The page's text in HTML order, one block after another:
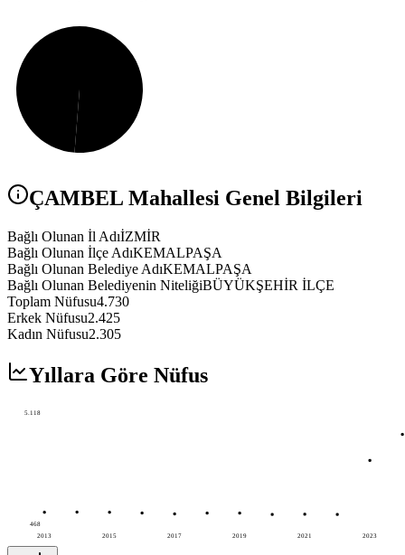
ÇAMBEL Mahallesi Genel Bilgileri
Bağlı Olunan İl AdıİZMİR
Bağlı Olunan İlçe AdıKEMALPAŞA
Bağlı Olunan Belediye AdıKEMALPAŞA
Bağlı Olunan Belediyenin NiteliğiBÜYÜKŞEHİR İLÇE
Toplam Nüfusu4.730
Erkek Nüfusu2.425
Kadın Nüfusu2.305
Yıllara Göre Nüfus
2013 2015 2017 2019 2021 2023
5.118
468